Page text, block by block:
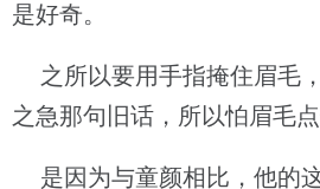
是好奇。
之所以要用手指掩住眉毛
之急那句旧话，所以怕眉毛点
是因为与童颜相比，他的